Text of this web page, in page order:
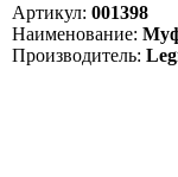
Артикул: 001398
Наименование:
Производитель: